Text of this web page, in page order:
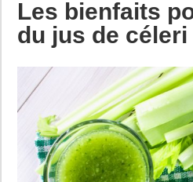
Les bienfaits
du jus de céleri